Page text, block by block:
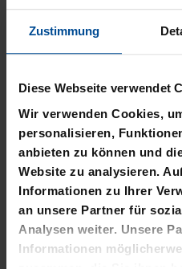
Zustimmung
Diese Webseite verwendet
Wir verwenden Cookies,
personalisieren,
anbieten zu können und
Website zu analysieren.
Informationen zu Ihrer
an unsere Partner für
Analysen weiter. Unsere
Informationen
IN DEN
Material & Pflege
Nachhaltigkeit
Herstellerangaben
Kostenlose